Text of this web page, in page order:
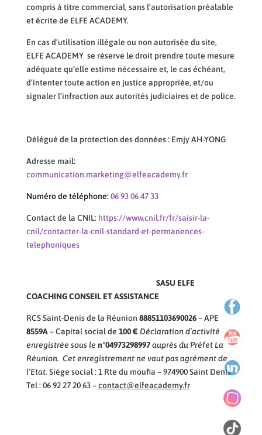
compris à titre commercial, sans l’autorisation préalable
et écrite de ELFE ACADEMY.
En cas d’utilisation illégale ou non autorisée du site,
ELFE ACADEMY se réserve le droit prendre toute mesure
adéquate qu’elle estime nécessaire et, le cas échéant,
d’intenter toute action en justice appropriée, et/ou
signaler l’infraction aux autorités judiciaires et de police.
Délégué de la protection des données : Emjy AH-YONG
Adresse mail:
communication.marketing@elfeacademy.fr
Numéro de téléphone: 06 93 06 47 33
Contact de la CNIL: https://www.cnil.fr/fr/saisir-la-
cnil/contacter-la-cnil-standard-et-permanences-
telephoniques
SASU ELFE
COACHING CONSEIL ET ASSISTANCE
RCS Saint-Denis de la Réunion 88851103690026– APE
8559A– Capital social de 100 € Déclaration d’activité
enregistrée sous le n°04973298997auprès du Préfet La
Réunion. Cet enregistrement ne vaut pas agrément de
l’Etat. Siège social : 1 Rte du moufia – 974900 Saint Denis
Tel : 06 92 27 20 63 –contact@elfeacademy.fr